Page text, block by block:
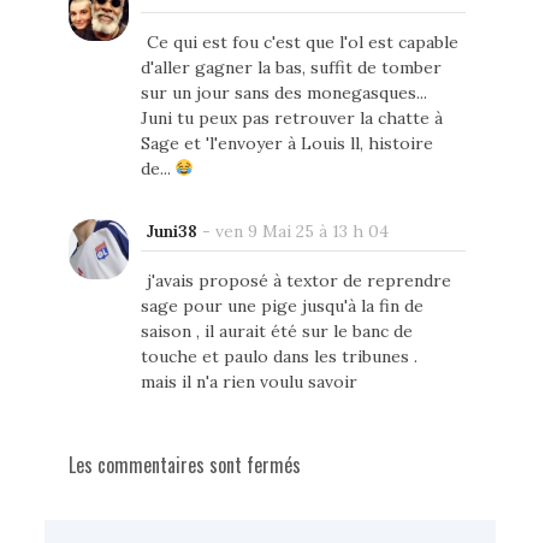
Ce qui est fou c'est que l'ol est capable
d'aller gagner la bas, suffit de tomber
sur un jour sans des monegasques...
Juni tu peux pas retrouver la chatte à
Sage et 'l'envoyer à Louis ll, histoire
de...
Juni38 - ven 9 Mai 25 à 13 h 04
j'avais proposé à textor de reprendre
sage pour une pige jusqu'à la fin de
saison , il aurait été sur le banc de
touche et paulo dans les tribunes .
mais il n'a rien voulu savoir
Les commentaires sont fermés